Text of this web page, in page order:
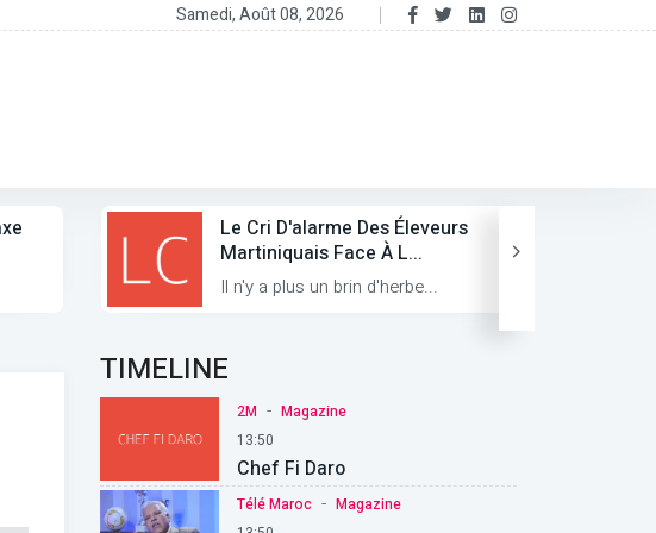
Samedi, Août 08, 2026
Le Cri D'alarme Des Éleveurs
Martiniquais Face À L...
Il n'y a plus un brin d'herbe...
TIMELINE
2M - Magazine
13:50
Chef Fi Daro
Télé Maroc - Magazine